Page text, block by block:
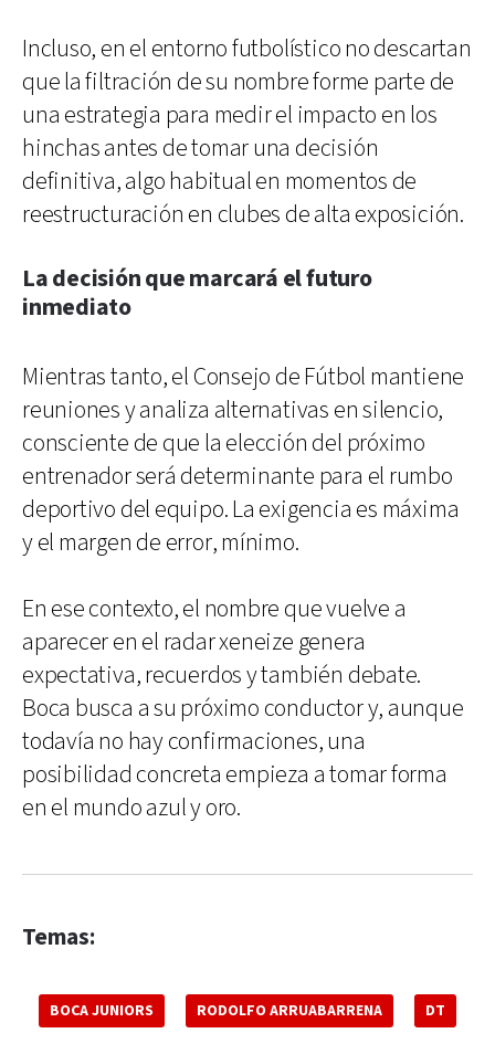
Incluso, en el entorno futbolístico no descartan
que la filtración de su nombre forme parte de
una estrategia para medir el impacto en los
hinchas antes de tomar una decisión
definitiva, algo habitual en momentos de
reestructuración en clubes de alta exposición.
La decisión que marcará el futuro
inmediato
Mientras tanto, el Consejo de Fútbol mantiene
reuniones y analiza alternativas en silencio,
consciente de que la elección del próximo
entrenador será determinante para el rumbo
deportivo del equipo. La exigencia es máxima
y el margen de error, mínimo.
En ese contexto, el nombre que vuelve a
aparecer en el radar xeneize genera
expectativa, recuerdos y también debate.
Boca busca a su próximo conductor y, aunque
todavía no hay confirmaciones, una
posibilidad concreta empieza a tomar forma
en el mundo azul y oro.
Temas:
BOCA JUNIORS RODOLFO ARRUABARRENA DT